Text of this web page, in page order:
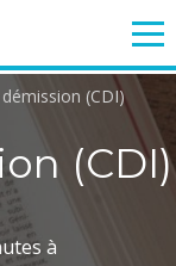
FAMILLE
(CDI)
(CDI)
à